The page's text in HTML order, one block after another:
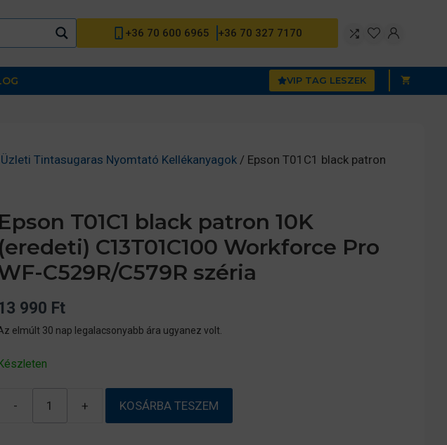
+36 70 600 6965 +36 70 327 7170
VIP TAG LESZEK
Üzleti Tintasugaras Nyomtató Kellékanyagok / Epson T01C1 black patron
Epson T01C1 black patron 10K
(eredeti) C13T01C100 Workforce Pro
C529R/C579R széria
990 Ft
elmúlt 30 nap legalacsonyabb ára ugyanez volt.
- + KOSÁRBA TESZEM